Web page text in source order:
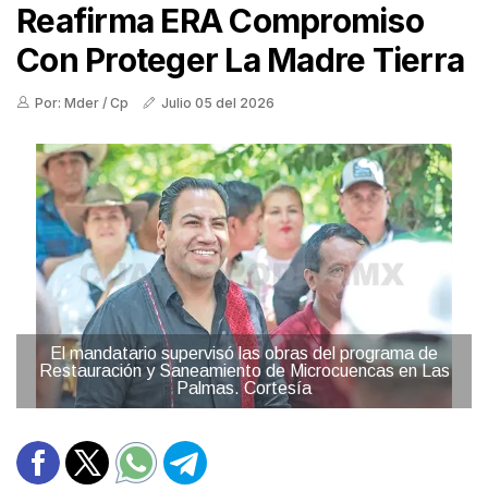
Reafirma ERA Compromiso
Con Proteger La Madre Tierra
Por: Mder / Cp Julio 05 del 2026
El mandatario supervisó las obras del programa de
Restauración y Saneamiento de Microcuencas en Las
Palmas. Cortesía